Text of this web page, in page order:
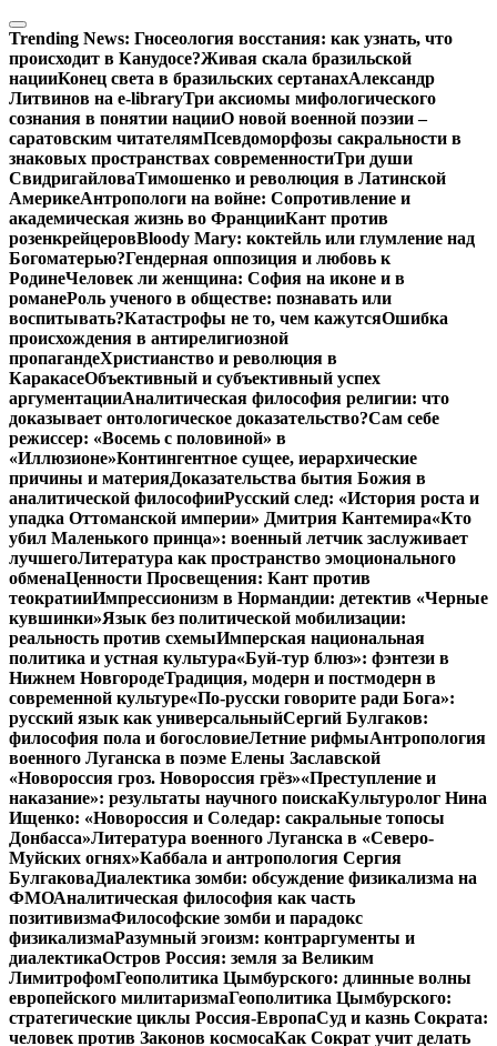
Перейти
к
содержимому
Trending News: Гносеология восстания: как узнать, что
происходит в Канудосе?Живая скала бразильской
нацииКонец света в бразильских сертанахАлександр
Литвинов на e-libraryТри аксиомы мифологического
сознания в понятии нацииО новой военной поэзии –
саратовским читателямПсевдоморфозы сакральности в
знаковых пространствах современностиТри души
СвидригайловаТимошенко и революция в Латинской
АмерикеАнтропологи на войне: Сопротивление и
академическая жизнь во ФранцииКант против
розенкрейцеровBloody Mary: коктейль или глумление над
Богоматерью?Гендерная оппозиция и любовь к
РодинеЧеловек ли женщина: София на иконе и в
романеРоль ученого в обществе: познавать или
воспитывать?Катастрофы не то, чем кажутсяОшибка
происхождения в антирелигиозной
пропагандеХристианство и революция в
КаракасеОбъективный и субъективный успех
аргументацииАналитическая философия религии: что
доказывает онтологическое доказательство?Сам себе
режиссер: «Восемь с половиной» в
«Иллюзионе»Контингентное сущее, иерархические
причины и материяДоказательства бытия Божия в
аналитической философииРусский след: «История роста и
упадка Оттоманской империи» Дмитрия Кантемира«Кто
убил Маленького принца»: военный летчик заслуживает
лучшегоЛитература как пространство эмоционального
обменаЦенности Просвещения: Кант против
теократииИмпрессионизм в Нормандии: детектив «Черные
кувшинки»Язык без политической мобилизации:
реальность против схемыИмперская национальная
политика и устная культура«Буй-тур блюз»: фэнтези в
Нижнем НовгородеТрадиция, модерн и постмодерн в
современной культуре«По-русски говорите ради Бога»:
русский язык как универсальныйСергий Булгаков:
философия пола и богословиеЛетние рифмыАнтропология
военного Луганска в поэме Елены Заславской
«Новороссия гроз. Новороссия грёз»«Преступление и
наказание»: результаты научного поискаКультуролог Нина
Ищенко: «Новороссия и Соледар: сакральные топосы
Донбасса»Литература военного Луганска в «Северо-
Муйских огнях»Каббала и антропология Сергия
БулгаковаДиалектика зомби: обсуждение физикализма на
ФМОАналитическая философия как часть
позитивизмаФилософские зомби и парадокс
физикализмаРазумный эгоизм: контраргументы и
диалектикаОстров Россия: земля за Великим
ЛимитрофомГеополитика Цымбурского: длинные волны
европейского милитаризмаГеополитика Цымбурского:
стратегические циклы Россия-ЕвропаСуд и казнь Сократа:
человек против Законов космосаКак Сократ учит делать